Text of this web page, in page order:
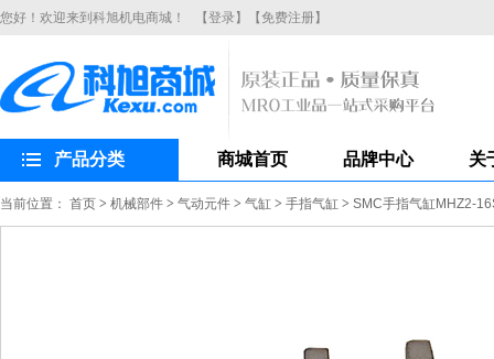
您好！欢迎来到科旭机电商城！ 【登录】 【免费注册】
产品分类 商城首页 品牌中心 关
当前位置： 首页 > 机械部件 > 气动元件 > 气缸 > 手指气缸 > SMC手指气缸MHZ2-